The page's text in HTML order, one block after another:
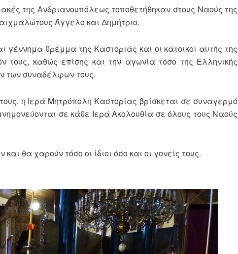
της Ανδριανουπόλεως τοποθετήθηκαν στους Ναούς της
Άγγελο και Δημήτριο.
θρέμμα της Καστοριάς και οι κάτοικοι αυτής της
τους, καθώς επίσης και την αγωνία τόσο της Ελληνικής
των συναδέλφων τους.
η Ιερά Μητρόπολη Καστορίας βρίσκεται σε συναγερμό
σε κάθε Ιερά Ακολουθία σε όλους τους Ναούς
θα χαρούν τόσο οι ίδιοι όσο και οι γονείς τους.